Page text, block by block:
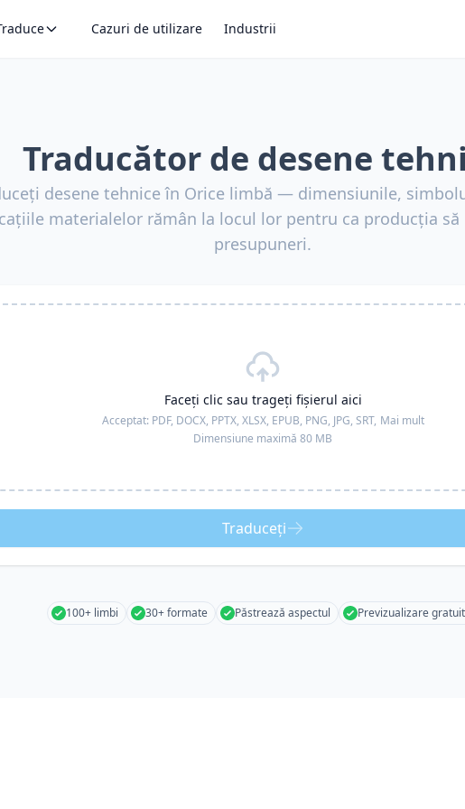
Cazuri de utilizare Industrii
Traducător de desene
desene tehnice în Orice limbă — dimensiunile,
materialelor rămân la locul lor pentru ca producția să
presupuneri.
Faceți clic sau trageți fișierul aici
Acceptat: PDF, DOCX, PPTX, XLSX, EPUB, PNG, JPG, SRT, Mai mult
Dimensiune maximă 80 MB
Traduceți
100+ limbi 30+ formate Păstrează aspectul Previzualizare